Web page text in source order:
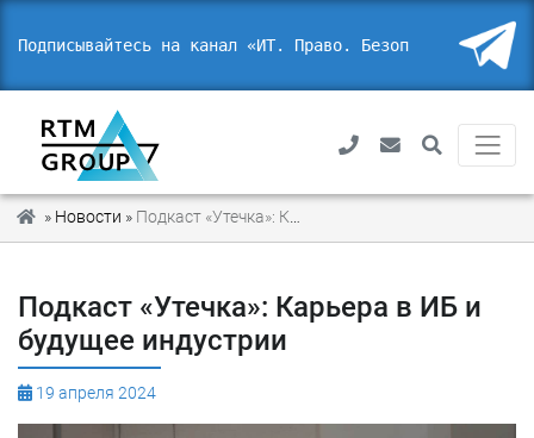
Безопас
» Новости »
Подкаст «Утечка»: Карьера в ИБ и
будущее индустрии
19 апреля 2024